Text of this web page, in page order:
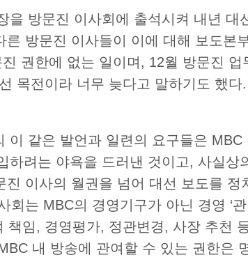
을 방문진 이사회에 출석시켜 내년
른 방문진 이사들이 이에 대해 보도본
권한에 없는 일이며 , 12월 방문진 업
목전이라 너무 늦다고 말하기도 했다.
이 같은 발언과 일련의 요구들은 MBC
하려는 야욕을 드러낸 것이고, 사실상
진 이사의 월권을 넘어 대선 보도를
회는 MBC의 경영기구가 아닌 경영 ‘관
책임, 경영평가, 정관변경, 사장 추천
내 방송에 관여할 수 있는 권한은